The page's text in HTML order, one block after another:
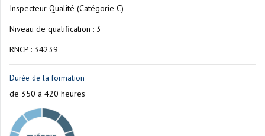
Inspecteur Qualité (Catégorie C)
Niveau de qualification : 3
RNCP : 34239
Durée de la formation
de 350 à 420 heures